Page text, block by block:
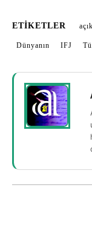
ETIKETLER açık
Dünyanın IFJ